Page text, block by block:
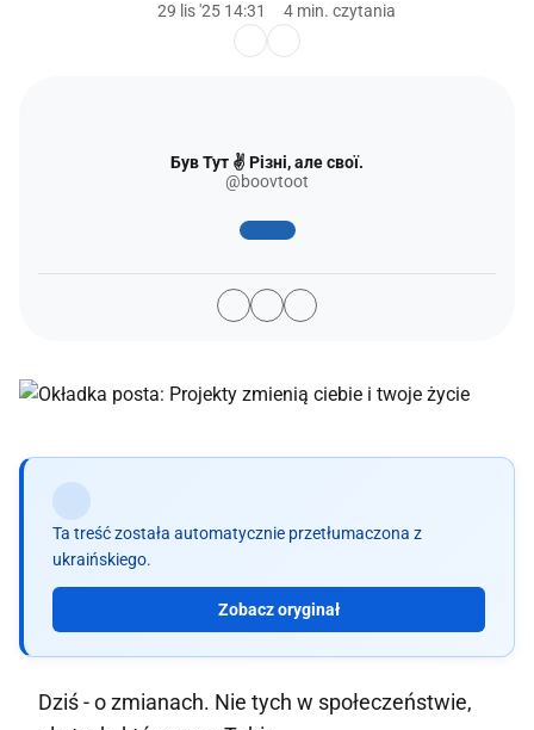
29 lis '25 14:31 4 min. czytania
Був Тут ✌️ Різні, але свої.
@boovtoot
Ta treść została automatycznie przetłumaczona z
ukraińskiego.
Zobacz oryginał
Dziś - o zmianach. Nie tych w społeczeństwie,